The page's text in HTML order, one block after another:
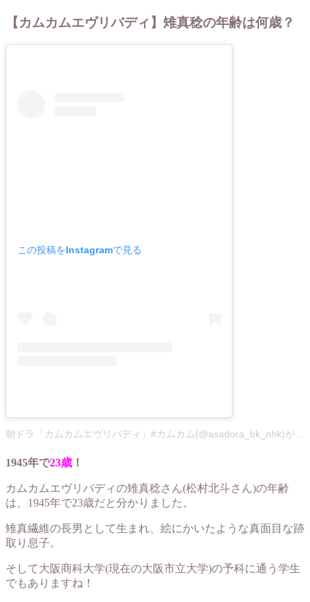
【カムカムエヴリバディ】雉真稔の年齢は何歳？
この投稿をInstagramで見る
朝ドラ「カムカムエヴリバディ」#カムカム(@asadora_bk_nhk)がシェアした投稿
1945年で23歳 ！
カムカムエヴリバディの雉真稔さん(松村北斗さん)の年齢
は、1945年で23歳だと分かりました。
雉真繊維の長男として生まれ、絵にかいたような真面目な跡
取り息子。
そして大阪商科大学(現在の大阪市立大学)の予科に通う学生
でもありますね！